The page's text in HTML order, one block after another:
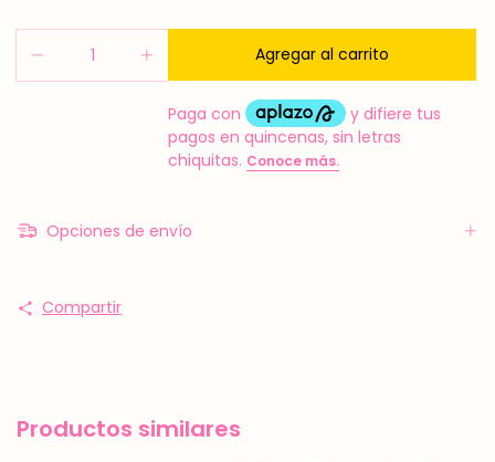
Opciones de envío
Compartir
Productos similares